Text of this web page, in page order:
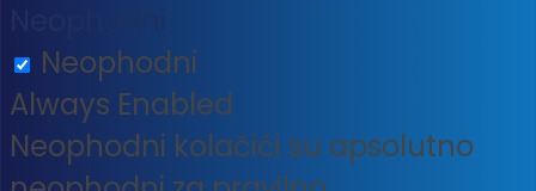
Neophodni
Always Enabled
Neophodni kolačići su apsolutno